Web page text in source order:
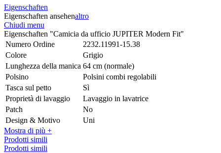
Eigenschaften
Eigenschaften ansehenaltro
Chiudi menu
Eigenschaften "Camicia da ufficio JUPITER Modern Fit"
Numero Ordine
2232.11991-15.38
Colore
Grigio
Lunghezza della manica 64 cm (normale)
Polsino
Polsini combi regolabili
Tasca sul petto
Sì
Proprietà di lavaggio
Lavaggio in lavatrice
Patch
No
Design & Motivo
Uni
Mostra di più +
Prodotti simili
Prodotti simili